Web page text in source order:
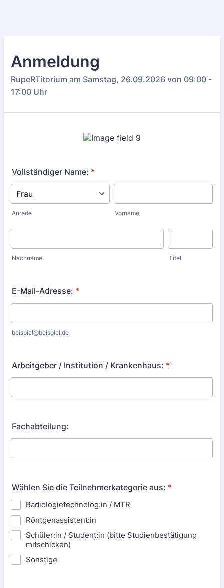
Anmeldung
RupeRTitorium am Samstag, 26.09.2026 von 09:00 -
17:00 Uhr
Vollständiger Name: *
Anrede Vorname
Nachname Titel
E-Mail-Adresse: *
beispiel@beispiel.de
Arbeitgeber / Institution / Krankenhaus: *
Fachabteilung:
Wählen Sie die Teilnehmerkategorie aus: *
Radiologietechnolog:in / MTR
Röntgenassistent:in
Schüler:in / Student:in (bitte Studienbestätigung
mitschicken)
Sonstige